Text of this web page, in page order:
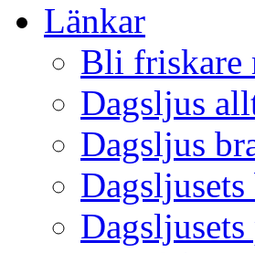
Länkar
Bli friskare
Dagsljus
Dagsljus